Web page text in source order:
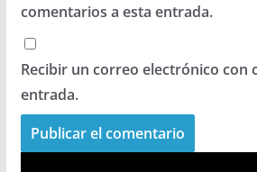
comentarios a esta entrada.
Recibir un correo electrónico con
entrada.